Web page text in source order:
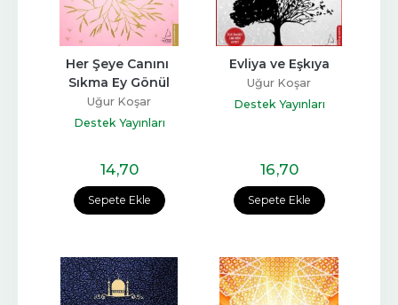
Sepete Ekle
Her Şeye Canını
Sıkma Ey Gönül
Uğur Koşar
Destek Yayınları
14,70
Sepete Ekle
Evliya ve Eşkıya
Uğur Koşar
Destek Yayınları
16,70